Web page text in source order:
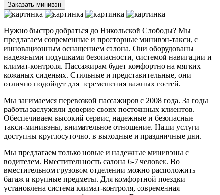
Заказать минивэн
Нужно быстро добраться до Никольской Слободы? Мы
предлагаем современные и просторные минивэн-такси, с
инновационным оснащением салона. Они оборудованы
надежными подушками безопасности, системой навигации и
климат-контроля. Пассажирам будет комфортно на мягких
кожаных сиденьях. Стильные и представительные, они
отлично подойдут для перемещения важных гостей.
Мы занимаемся перевозкой пассажиров с 2008 года. За годы
работы заслужили доверие своих постоянных клиентов.
Обеспечиваем высокий сервис, надежные и безопасные
такси-минивэны, внимательное отношение. Наши услуги
доступны круглосуточно, в выходные и праздничные дни.
Мы предлагаем только новые и надежные минивэны с
водителем. Вместительность салона 6-7 человек. Во
вместительном грузовом отделении можно расположить
багаж и крупные предметы. Для комфортной поездки
установлена система климат-контроля, современная